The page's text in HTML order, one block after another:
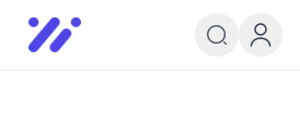
Infoedu
Ta&#039;lim xabarlari va